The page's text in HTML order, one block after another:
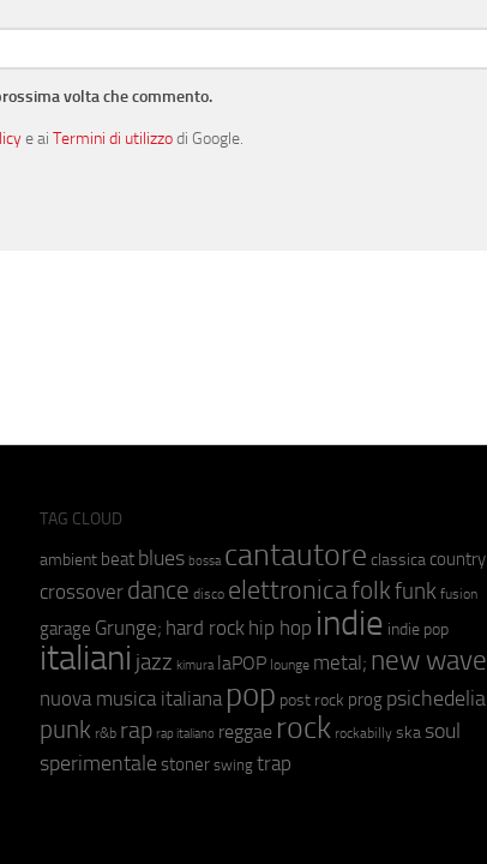
volta che commento.
e ai Termini di utilizzodi Google.
TAG CLOUD
ambient beat blues bossa cantautore classica country
crossover dance disco elettronicafolkfunk fusion
garage Grunge; hard rock hip hop indie indie pop
italiani jazz kimura laPOP lounge metal; new wave
nuova musica italiana pop post rock prog psichedelia
punk r&b rap rap italiano reggae rock rockabilly ska soul
sperimentale stoner swing trap